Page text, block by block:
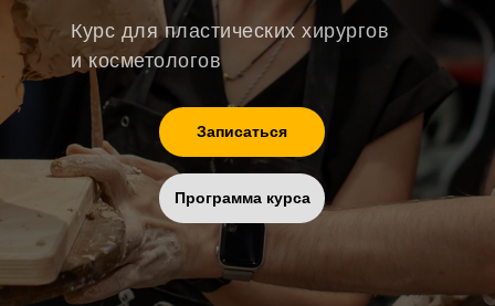
Курс для пластических хирургов
и косметологов
Записаться
Программа курса